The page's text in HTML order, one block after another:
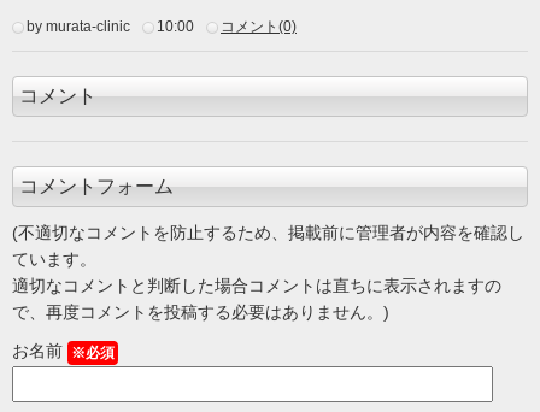
by murata-clinic 10:00 コメント(0)
コメント
コメントフォーム
(不適切なコメントを防止するため、掲載前に管理者が内容を確認し
ています。
適切なコメントと判断した場合コメントは直ちに表示されますの
で、再度コメントを投稿する必要はありません。)
お名前 ※必須